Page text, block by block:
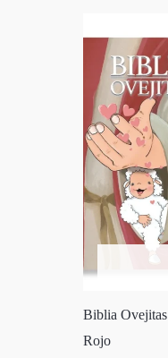
Biblia
Rojo